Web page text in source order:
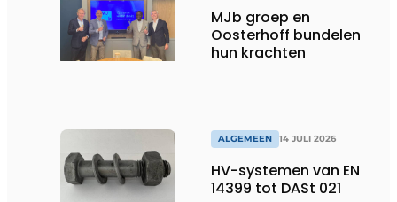
MJb groep en
Oosterhoff bundelen
hun krachten
ALGEMEEN 14 JULI 2026
HV-systemen van EN
14399 tot DASt 021